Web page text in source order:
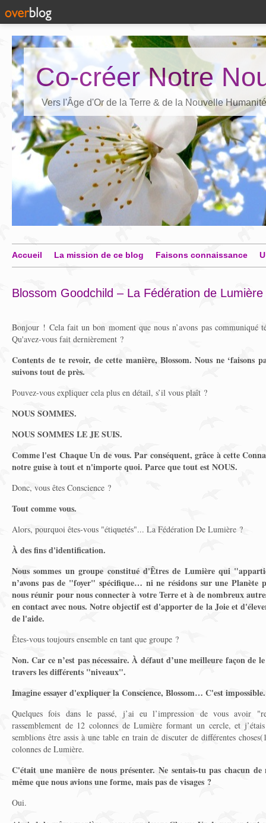
Co-créer Notre
Vers l'Âge d'Or de la Terre & de la Nouvelle Humanité
Accueil La mission de ce blog Faisons connaissance
Blossom Goodchild – La Fédération de
Bonjour ! Cela fait un bon moment que nous n’avons pas communiqué
Qu'avez-vous fait dernièrement ?
Contents de te revoir, de cette manière, Blossom. Nous ne ‘faisons
suivons tout de près.
Pouvez-vous expliquer cela plus en détail, s’il vous plaît ?
NOUS SOMMES.
NOUS SOMMES LE JE SUIS.
Comme l'est Chaque Un de vous. Par conséquent, grâce à cette
notre guise à tout et n'importe quoi. Parce que tout est NOUS.
Donc, vous êtes Conscience ?
Tout comme vous.
Alors, pourquoi êtes-vous "étiquetés"... La Fédération De Lumière ?
À des fins d'identification.
Nous sommes un groupe constitué d'Êtres de Lumière qui
n’avons pas de "foyer" spécifique… ni ne résidons sur une Planète
nous réunir pour nous connecter à votre Terre et à de nombreux
en contact avec nous. Notre objectif est d'apporter de la Joie et
de l'aide.
Êtes-vous toujours ensemble en tant que groupe ?
Non. Car ce n’est pas nécessaire. À défaut d’une meilleure façon de
travers les différents "niveaux".
Imagine essayer d'expliquer la Conscience, Blossom… C'est impossible.
Quelques fois dans le passé, j’ai eu l’impression de vous avoir
rassemblement de 12 colonnes de Lumière formant un cercle, et
semblions être assis à une table en train de discuter de différentes
colonnes de Lumière.
C'était une manière de nous présenter. Ne sentais-tu pas chacun
même que nous avions une forme, mais pas de visages ?
Oui.